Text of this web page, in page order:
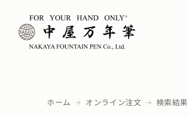
ホーム オンライン注文 検索結果